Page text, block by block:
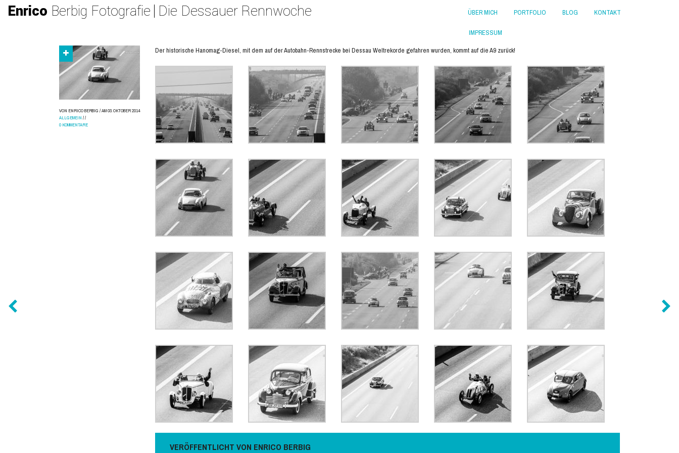
Enrico Berbig Fotografie Die Dessauer Rennwoche ÜBER MICH PORTFOLIO BLOG
KONTAKT
IMPRESSUM
VON ENRICO BERBIG/AM 03. OKTOBER 2014
ALLGEMEIN//
0 KOMMENTARE
Der historische Hanomag-Diesel, mit dem auf der Autobahn-Rennstrecke bei Dessau Weltrekorde gefahren wurden, kommt auf die A9 zurück!
VERÖFFENTLICHT VON ENRICO BERBIG